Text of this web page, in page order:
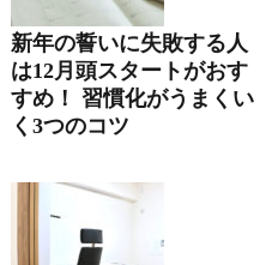
新年の誓いに失敗する人
は12月頭スタートがおす
すめ！ 習慣化がうまくい
く3つのコツ